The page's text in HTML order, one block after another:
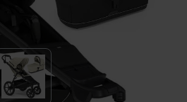
Soft Beige